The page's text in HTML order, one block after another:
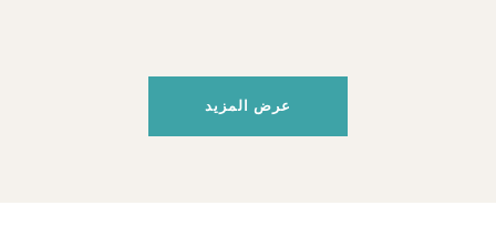
عرض المزيد